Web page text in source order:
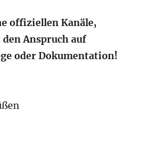
offiziellen Kanäle,
Anspruch auf
oder Dokumentation!